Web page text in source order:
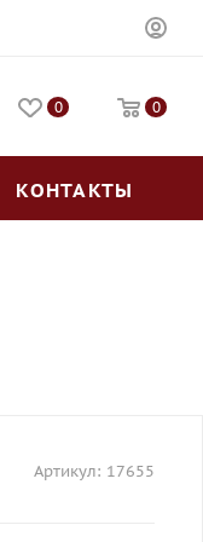
0 0
КОНТАКТЫ
Артикул: 17655